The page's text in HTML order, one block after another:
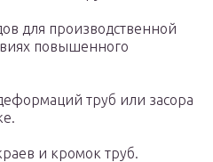
для производственной
повышенного
труб или засора
и кромок труб.